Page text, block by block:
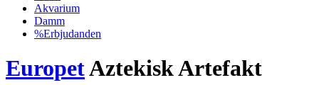
Akvarium
Damm
%Erbjudanden
EuropetAztekisk Artefakt